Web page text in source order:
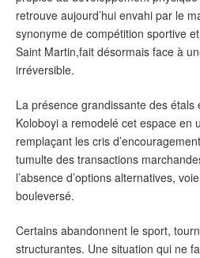
retrouve aujourd’hui envahi par le
synonyme de compétition sportive
Saint Martin,fait désormais face à
irréversible.
La présence grandissante des étals
Koloboyi a remodelé cet espace en
remplaçant les cris
tumulte des transactions
l’absence d’options alternatives,
bouleversé.
Certains abandonnent le sport,
structurantes. Une situation qui ne